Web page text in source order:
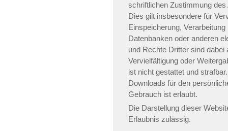
schriftlichen Zustimmung
Dies gilt insbesondere für
Einspeicherung,
Datenbanken oder anderen
und Rechte Dritter sind
Vervielfältigung oder
ist nicht gestattet und
Downloads für den
Gebrauch ist erlaubt.
Die Darstellung dieser
Erlaubnis zulässig.